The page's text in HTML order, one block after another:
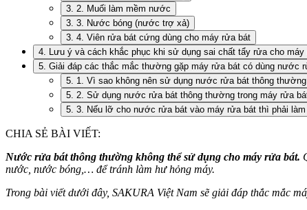
3. 2. Muối làm mềm nước
3. 3. Nước bóng (nước trợ xả)
3. 4. Viên rửa bát cứng dùng cho máy rửa bát
4. Lưu ý và cách khắc phục khi sử dụng sai chất tẩy rửa cho máy
5. Giải đáp các thắc mắc thường gặp máy rửa bát có dùng nước
5. 1. Vì sao không nên sử dụng nước rửa bát thông
5. 2. Sử dụng nước rửa bát thông thường trong máy rửa
5. 3. Nếu lỡ cho nước rửa bát vào máy rửa bát thì phải làm
CHIA SẺ BÀI VIẾT:
Nước rửa bát thông thường không thể sử dụng cho máy rửa bát.
nước, nước bóng,… để tránh làm hư hỏng máy.
Trong bài viết dưới đây, SAKURA Việt Nam sẽ giải đáp thắc mắc